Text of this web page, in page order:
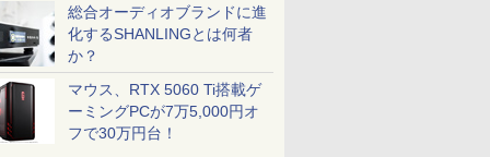
総合オーディオブランドに進
化するSHANLINGとは何者
か？
マウス、RTX 5060 Ti搭載ゲ
ーミングPCが7万5,000円オ
フで30万円台！